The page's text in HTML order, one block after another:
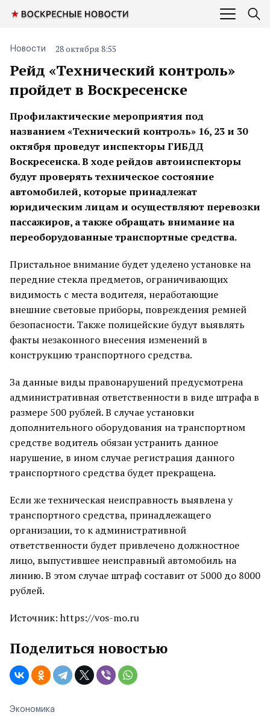
Рейд «Технический контроль»
пройдет в Воскресенске
Новости 28 октября 8:55
Профилактические мероприятия под
названием «Технический контроль» 16, 23 и 30
октября проведут инспекторы ГИБДД
Воскресенска. В ходе рейдов автоинспекторы
будут проверять техническое состояние
автомобилей, которые принадлежат
юридическим лицам и осуществляют перевозки
пассажиров, а также обращать внимание на
переоборудованные транспортные средства.
Пристальное внимание будет уделено установке на
передние стекла предметов, ограничивающих
видимость с места водителя, неработающие
внешние световые приборы, повреждения ремней
безопасности. Также полицейские будут выявлять
факты незаконного внесения изменений в
конструкцию транспортного средства.
За данные виды правонарушений предусмотрена
административная ответственности в виде штрафа в
размере 500 рублей. В случае установки
дополнительного оборудования на транспортном
средстве водитель обязан устранить данное
нарушение, в ином случае регистрация данного
транспортного средства будет прекращена.
Если же техническая неисправность выявлена у
транспортного средства, принадлежащего
организации, то к административной
ответственности будет привлечено должностное
лицо, выпустившее неисправный автомобиль на
линию. В этом случае штраф составит от 5000 до 8000
рублей.
Источник: https://vos-mo.ru
Поделиться новостью
Экономика